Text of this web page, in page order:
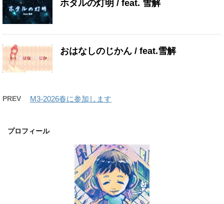
ホタルの灯明 / feat. 雪解
おはなしのじかん / feat.雪解
PREV M3-2026春に参加します
プロフィール